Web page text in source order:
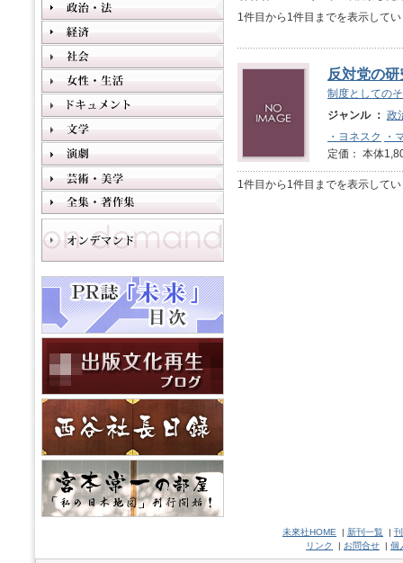
1件目から1件目までを表示して
反対党の研
制度としての
ジャンル ： 政
・ヨネスク
・
定価： 本体
1件目から1件目までを表示して
未來社HOME | 新刊一覧 |
リンク
| お問合せ | 個